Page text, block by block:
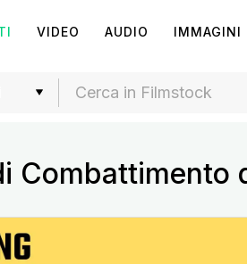
VIDEO AUDIO IMMAGINI
Combattimento